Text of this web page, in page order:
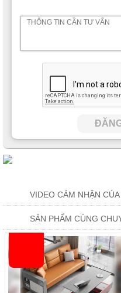
Bộ sản phẩm này đem lại
hiện tượng đau vai gáy khi
VIDEO CẢM NHẬN
SẢN PHẨM CÙNG